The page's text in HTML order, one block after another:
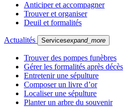
Anticiper et accompagner
Trouver et organiser
Deuil et formalités
Actualités Servicesexpand_more
Trouver des pompes funèbres
Gérer les formalités après décès
Entretenir une sépulture
Composer un livre d’or
Localiser une sépulture
Planter un arbre du souvenir